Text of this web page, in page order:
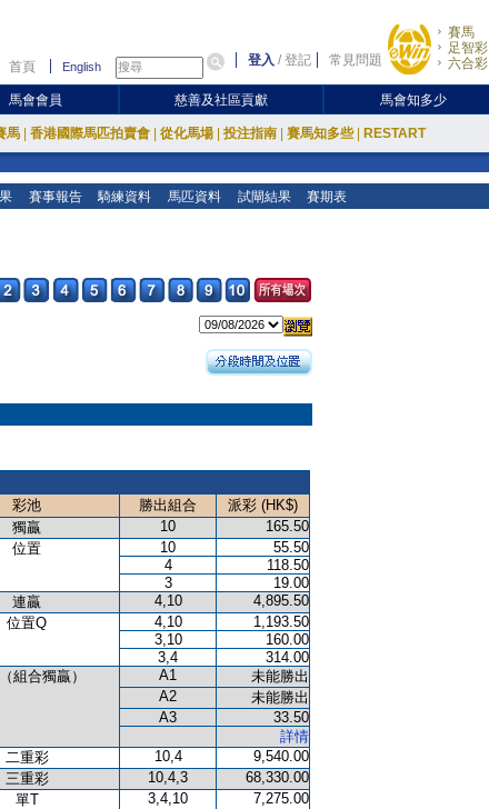
首頁 English 登入 /登記 常見問題
賽馬
足智彩
六合彩
馬會會員 慈善及社區貢獻 馬會知多少
馬 香港國際馬匹拍賣會 從化馬場 投注指南 賽馬知多些 RESTART
賽事報告 騎練資料 馬匹資料 試閘結果 賽期表
彩池
勝出組合
派彩 (HK$)
獨贏
10
165.50
位置
10
55.50
4
118.50
3
19.00
連贏
4,10
4,895.50
位置Q
4,10
1,193.50
3,10
160.00
3,4
314.00
組合獨贏）
A1
未能勝出
A2
未能勝出
A3
33.50
詳情
二重彩
10,4
9,540.00
三重彩
10,4,3
68,330.00
單T
3,4,10
7,275.00